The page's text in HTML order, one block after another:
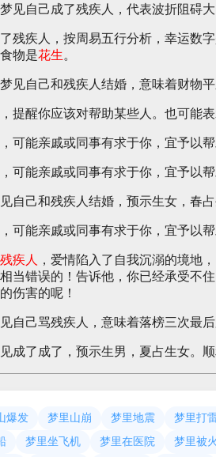
见自己成了残疾人，代表波折阻碍
残疾人，按周易五行分析，幸运数
物是花生。
见自己和残疾人结婚，意味着财物
提醒你应该对帮助某些人。也可能
可能亲戚或同事有求于你，宜予以帮
可能亲戚或同事有求于你，宜予以帮
自己和残疾人结婚，预示生女，春占
可能亲戚或同事有求于你，宜予以帮
疾人
，爱情陷入了自我沉溺的境地
当错误的！告诉他，你已经承受不
伤害的呢！
见自己骂残疾人，意味着落榜三次最
成了成了，预示生男，夏占生女。顺
爆发 梦里山崩 梦里地震 梦里打
梦里坐飞机 梦里在医院 梦里被